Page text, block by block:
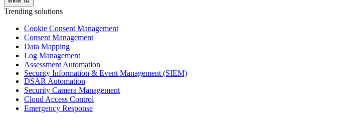
Trending solutions
Cookie Consent Management
Consent Management
Data Mapping
Log Management
Assessment Automation
Security Information & Event Management (SIEM)
DSAR Automation
Security Camera Management
Cloud Access Control
Emergency Response